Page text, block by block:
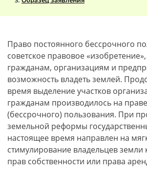
Право постоянного бессрочного
советское правовое
гражданам, организациям и
возможность владеть землей.
время выделение участков
гражданам производилось на
(бессрочного) пользования. При
земельной реформы
настоящее время направлен на
стимулирование владельцев
прав собственности или права